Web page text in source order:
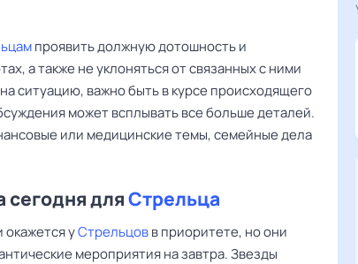
проявить должную дотошность и
а также не уклоняться от связанных с ними
ситуацию, важно быть в курсе происходящего
может всплывать все больше деталей.
или медицинские темы, семейные дела
дляСтрельца
окажется уСтрельцовв приоритете, но они
мероприятия на завтра. Звезды